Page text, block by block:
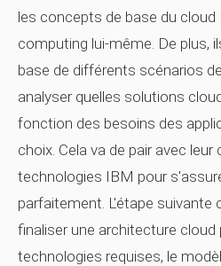
les concepts de base du
computing lui-même. De plus,
base de différents scénarios
analyser quelles solutions
fonction des besoins des
choix. Cela va de pair avec
technologies IBM pour
parfaitement. L'étape suivante
finaliser une architecture cloud
technologies requises, le